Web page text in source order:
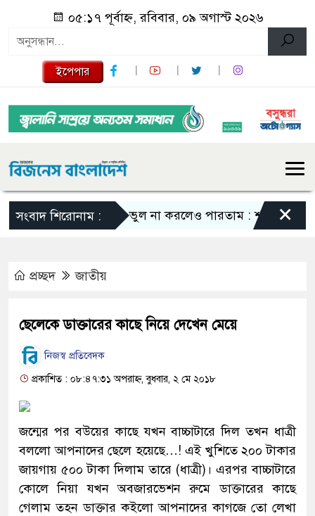
০৫:১৭ পূর্বাহ্ন, রবিবার, ০৯ অগাস্ট ২০২৬
ইপেপার
সংবাদ শিরোনাম :এমন ভুল না করলেও পারতাম : শাকিব খান ×
প্রচ্ছদ জাতীয়
ছেলেকে ডাক্তারের কাছে নিয়ে দেখেন মেয়ে
নিজস্ব প্রতিবেদক
প্রকাশিত : ০৮:৪৭:৩১ অপরাহ্ন, বুধবার, ২ মে ২০১৮
জন্মের পর বউয়ের কাছে যখন বাচ্চাটারে দিল তখন ধাত্রী
বললো আপনাদের ছেলে হয়েছে…! এই খুশিতে ২০০ টাকার
জায়গায় ৫০০ টাকা দিলাম তারে (ধাত্রী)। এরপর বাচ্চাটারে
কোলে নিয়া যখন অবজারভেশন রুমে ডাক্তারের কাছে
গেলাম তহন ডাক্তার কইলো আপনাদের কাগজে তো লেখা